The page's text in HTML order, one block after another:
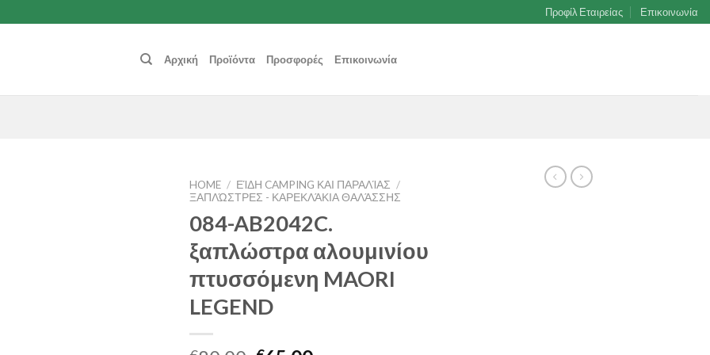
Προφίλ Εταιρείας Επικοινωνία
Αρχική Προϊόντα Προσφορές Επικοινωνία
HOME / ΕΊΔΗ CAMPING ΚΑΙ ΠΑΡΑΛΊΑΣ /
ΞΑΠΛΏΣΤΡΕΣ - ΚΑΡΕΚΛΆΚΙΑ ΘΑΛΆΣΣΗΣ
084-AB2042C.
ξαπλώστρα αλουμινίου
πτυσσόμενη MAORI
LEGEND